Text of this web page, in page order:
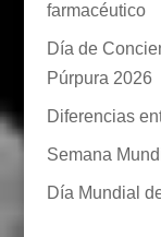
farmacéutico
Día de
Púrpura 2026
Diferencias
Semana
Día Mundial